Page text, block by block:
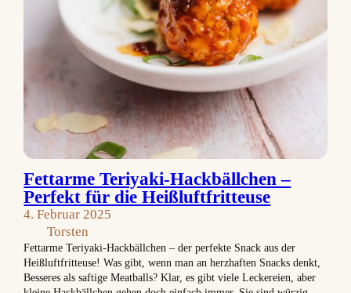
Fettarme Teriyaki-Hackbällchen –
Perfekt für die Heißluftfritteuse
4. Februar 2025
Torsten
Fettarme Teriyaki-Hackbällchen – der perfekte Snack aus der
Heißluftfritteuse! Was gibt, wenn man an herzhaften Snacks denkt,
Besseres als saftige Meatballs? Klar, es gibt viele Leckereien, aber